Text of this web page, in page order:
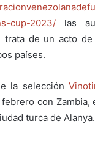
cup-2023/ las
trata de un acto
países.
la selección
con Zambia,
turca de Alanya.